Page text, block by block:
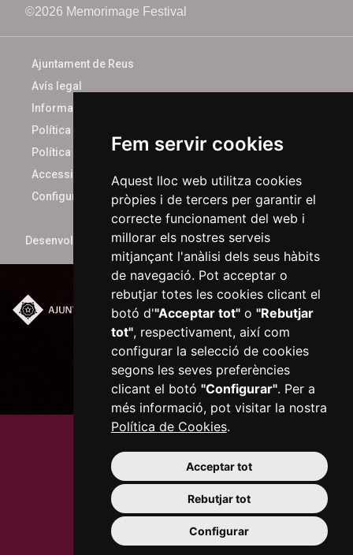
Fem servir cookies
Aquest lloc web utilitza cookies
pròpies i de tercers per garantir el
correcte funcionament del web i
millorar els nostres serveis
mitjançant l'anàlisi dels seus hàbits
de navegació. Pot acceptar o
rebutjar totes les cookies clicant el
botó d'"Acceptar tot"o "Rebutjar
tot", respectivament, així com
configurar la selecció de cookies
segons les seves preferències
clicant el botó "Configurar". Per a
més informació, pot visitar la nostra
Política de Cookies.
Acceptar tot
Rebutjar tot
Configurar
©2026 Memorimage Festival
Ajuntament de Reus
Avís legal
Informació bàsica
Política de cookies
Política de privacitat
Accessibilitat
Configurar cookies
Desenvolupat perxarop.com
Plaça del Mercadal ·
43201 Reus
977 010 010
ajuntament@reus.cat
reus.cat